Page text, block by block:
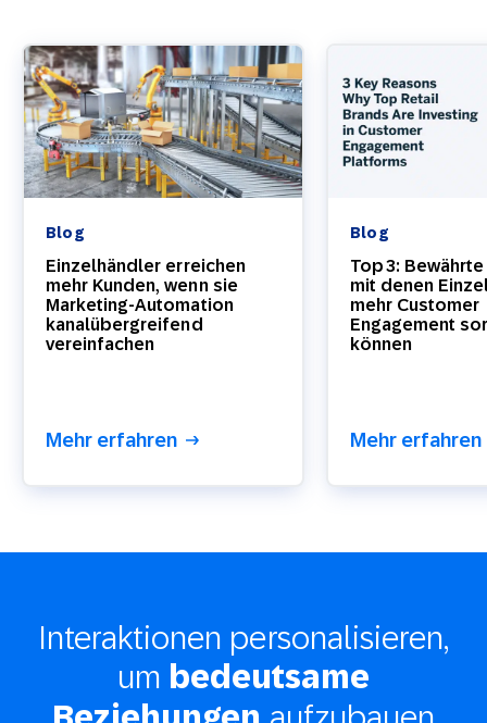
Blog
Einzelhändler erreichen
mehr Kunden, wenn sie
Marketing-Automation
kanalübergreifend
vereinfachen
Mehr erfahren
Blog
Top 3:
mit denen
mehr Customer
Engagement
können
Mehr erfahren
Interaktionen personalisieren,
um bedeutsame